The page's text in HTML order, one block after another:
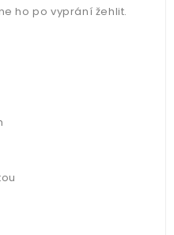
ho po vyprání žehlit.